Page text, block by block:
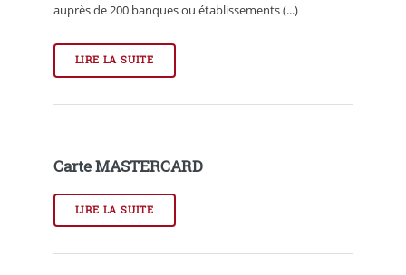
auprès de 200 banques ou établissements (...)
LIRE LA SUITE
Carte MASTERCARD
LIRE LA SUITE